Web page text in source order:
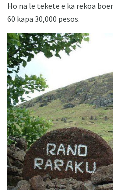
Ho na le tekete e ka rekoa
60 kapa 30,000 pesos.